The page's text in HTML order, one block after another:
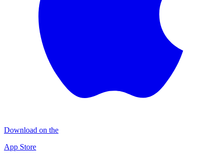
Download on the
App Store